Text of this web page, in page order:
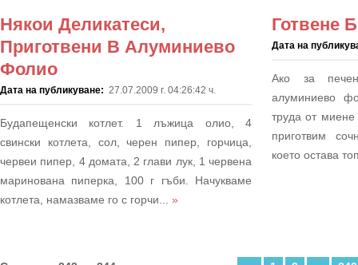
Някои Деликатеси,
Приготвени В Алуминиево
Фолио
Дата на публикуване: 27.07.2009 г. 04:26:42 ч.
Будапещенски котлет. 1 лъжица олио, 4
свински котлета, сол, черен пипер, горчица,
червеи пипер, 4 домата, 2 глави лук, 1 червена
маринована пиперка, 100 г гъби. Начукваме
котлета, намазваме го с горчи... »
Готвене
Дата на
Ако за
алуминиево
труда от
приготвим
което остава